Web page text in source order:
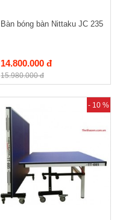
Bàn bóng bàn Nittaku JC 235
14.800.000 đ
15.980.000 đ
- 10 %